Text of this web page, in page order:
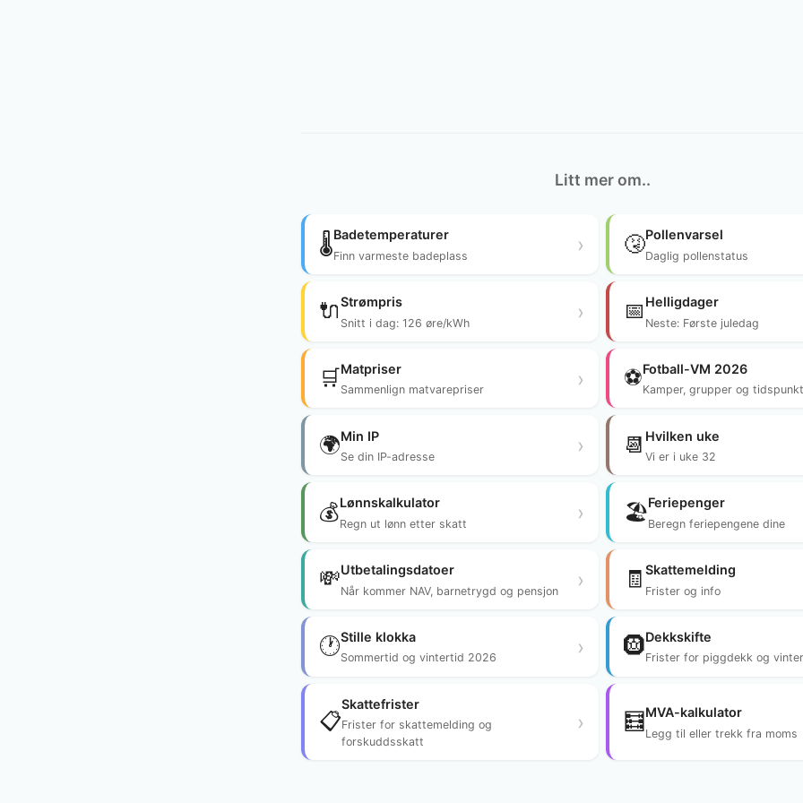
Litt mer om..
🌡️Badetemperaturer
Finn varmeste badeplass › 🤧Pollenvarsel
Daglig pollenstatus
🔌Strømpris
Snitt i dag: 126 øre/kWh › 📅 Helligdager
Neste: Første juledag
🛒Matpriser
Sammenlign matvarepriser › ⚽Fotball-VM 2026
Kamper, grupper og
🌍Min IP
Se din IP-adresse › 📆 Hvilken uke
Vi er i uke 32
💰Lønnskalkulator
Regn ut lønn etter skatt › 🏖️Feriepenger
Beregn feriepengene dine
💸Utbetalingsdatoer
Når kommer NAV, barnetrygd og pensjon › 🧾 Skattemelding
Frister og info
🕐Stille klokka
Sommertid og vintertid 2026 › 🛞Dekkskifte
Frister for piggdekk og
📋
Skattefrister
Frister for skattemelding og
forskuddsskatt
› 🧮 MVA-kalkulator
Legg til eller trekk fra moms